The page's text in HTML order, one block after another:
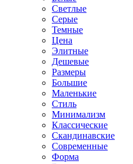
Светлые
Серые
Темные
Цена
Элитные
Дешевые
Размеры
Большие
Маленькие
Стиль
Минимализм
Классические
Скандинавские
Современные
Форма